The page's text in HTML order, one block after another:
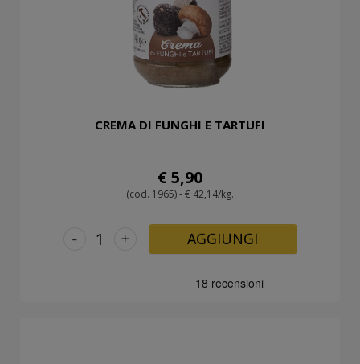
CREMA DI FUNGHI E TARTUFI
€ 5,90
(cod. 1965) - € 42,14/kg.
+
- AGGIUNGI